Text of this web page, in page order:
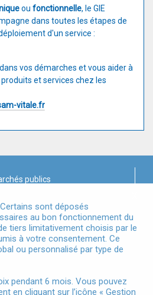
ou fonctionnelle, le GIE
dans toutes les étapes de
d'un service :
dans vos démarches et vous aider à
et services chez les
vitale.fr
publics
légales
d'Utilisation
Caractère Personnel
Accessibilité
sont déposés
au bon fonctionnement du
tiers limitativement choisis par le
à votre consentement. Ce
ou personnalisé par type de
pendant 6 mois. Vous pouvez
en cliquant sur l’icône « Gestion